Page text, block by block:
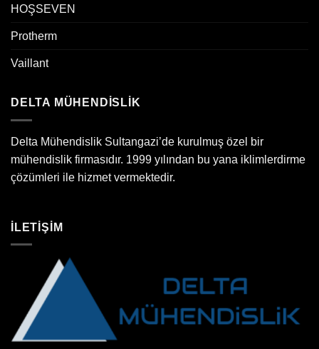
HOŞSEVEN
Protherm
Vaillant
DELTA MÜHENDİSLİK
Delta Mühendislik Sultangazi’de kurulmuş özel bir
mühendislik firmasıdır. 1999 yılından bu yana iklimlerdirme
çözümleri ile hizmet vermektedir.
İLETİŞİM